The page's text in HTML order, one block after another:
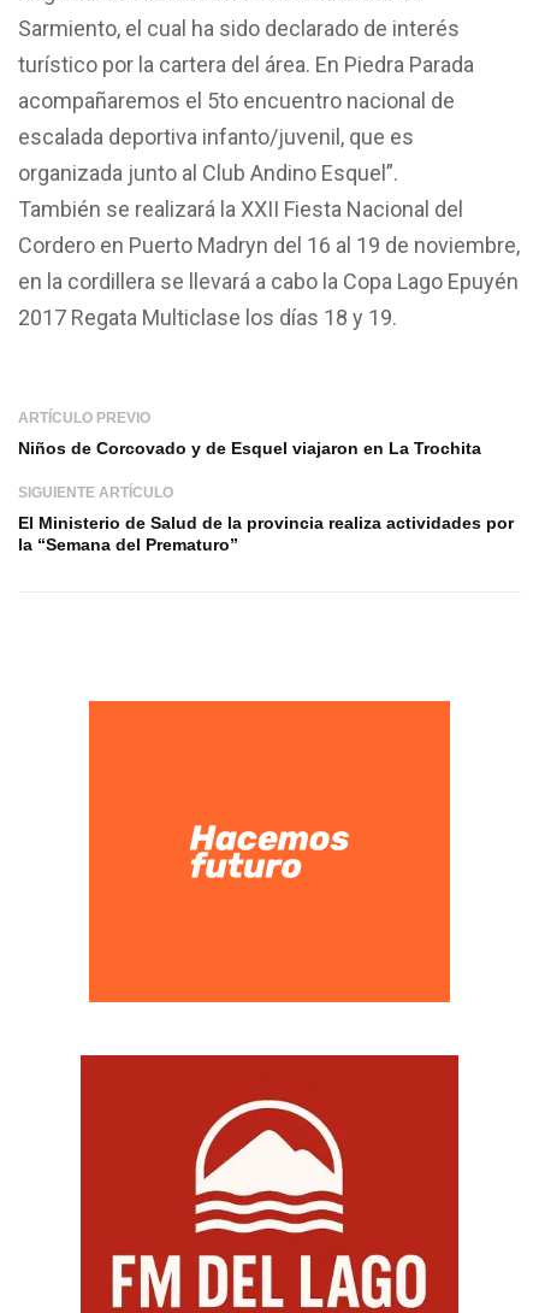
Sarmiento, el cual ha sido declarado de interés
turístico por la cartera del área. En Piedra Parada
acompañaremos el 5to encuentro nacional de
escalada deportiva infanto/juvenil, que es
organizada junto al Club Andino Esquel”.
También se realizará la XXII Fiesta Nacional del
Cordero en Puerto Madryn del 16 al 19 de noviembre,
en la cordillera se llevará a cabo la Copa Lago Epuyén
2017 Regata Multiclase los días 18 y 19.
ARTÍCULO PREVIO
Niños de Corcovado y de Esquel viajaron en La Trochita
SIGUIENTE ARTÍCULO
El Ministerio de Salud de la provincia realiza actividades por
la “Semana del Prematuro”